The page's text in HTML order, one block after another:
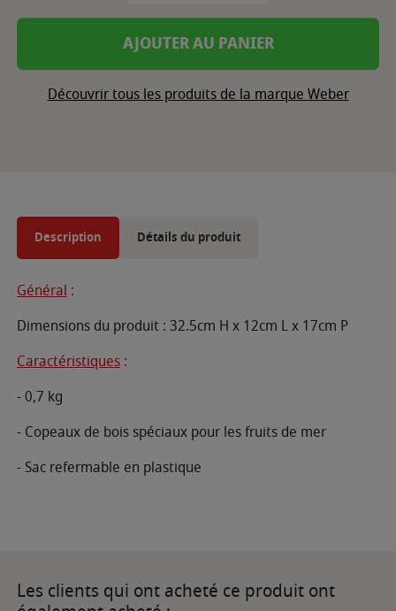
AJOUTER AU PANIER
Découvrir tous les produits de la marque Weber
Description Détails du produit
Général :
Dimensions du produit : 32.5cm H x 12cm L x 17cm P
Caractéristiques :
- 0,7 kg
- Copeaux de bois spéciaux pour les fruits de mer
- Sac refermable en plastique
Les clients qui ont acheté ce produit ont